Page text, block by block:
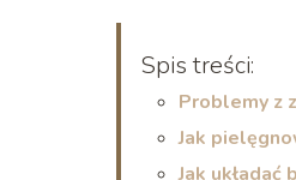
Spis treści:
Problemy z
Jak
Jak układać